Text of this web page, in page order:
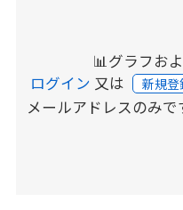
📊グラフお
ログイン 又は 新規
メールアドレスのみで